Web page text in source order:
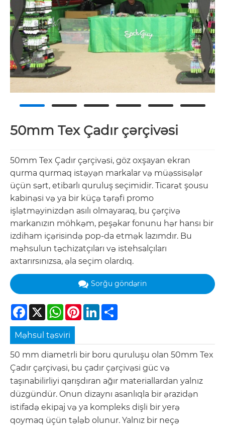
50mm Tex Çadır çərçivəsi
50mm Tex Çadır çərçivəsi, göz oxşayan ekran
qurma qurmaq istəyən markalar və müəssisələr
üçün sərt, etibarlı quruluş seçimidir. Ticarət şousu
kabinəsi və ya bir küçə tərəfi promo
işlətməyinizdən asılı olmayaraq, bu çərçivə
markanızın möhkəm, peşəkar fonunu hər hansı bir
izdiham içərisində pop-da etmək lazımdır. Bu
məhsulun təchizatçıları və istehsalçıları
axtarırsınızsa, əla seçim olardıq.
Sorğu göndərin
Facebook
X WhatsApp
Pinterest
LinkedIn
Məhsul təsviri
50 mm diametrli bir boru quruluşu olan 50mm Tex
Çadır çərçivəsi, bu çadır çərçivəsi güc və
taşınabilirliyi qarışdıran ağır materiallardan yalnız
düzgündür. Onun dizaynı asanlıqla bir ərazidən
istifadə ekipaj və ya kompleks dişli bir yerə
qoymaq üçün tələb olunur. Yalnız bir neçə